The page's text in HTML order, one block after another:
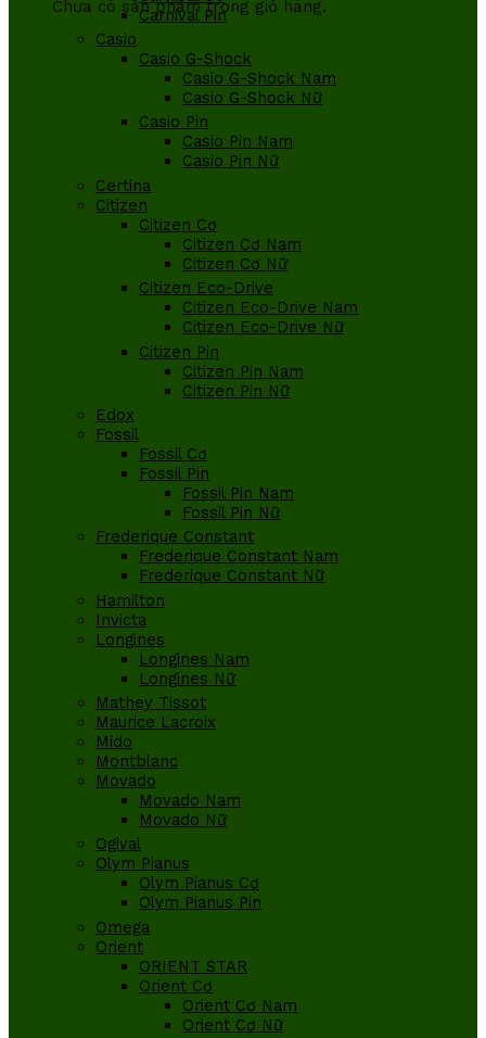
Chưa có sản phẩm trong giỏ hàng.
Carnival Pin
Casio
Casio G-Shock
Casio G-Shock Nam
Casio G-Shock Nữ
Casio Pin
Casio Pin Nam
Casio Pin Nữ
Certina
Citizen
Citizen Cơ
Citizen Cơ Nam
Citizen Cơ Nữ
Citizen Eco-Drive
Citizen Eco-Drive Nam
Citizen Eco-Drive Nữ
Citizen Pin
Citizen Pin Nam
Citizen Pin Nữ
Edox
Fossil
Fossil Cơ
Fossil Pin
Fossil Pin Nam
Fossil Pin Nữ
Frederique Constant
Frederique Constant Nam
Frederique Constant Nữ
Hamilton
Invicta
Longines
Longines Nam
Longines Nữ
Mathey Tissot
Maurice Lacroix
Mido
Montblanc
Movado
Movado Nam
Movado Nữ
Ogival
Olym Pianus
Olym Pianus Cơ
Olym Pianus Pin
Omega
Orient
ORIENT STAR
Orient Cơ
Orient Cơ Nam
Orient Cơ Nữ